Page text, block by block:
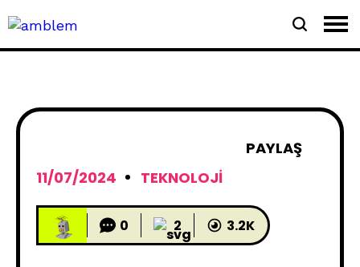
PAYLAŞ
11/07/2024
TEKNOLOJI
0 2 3.2K